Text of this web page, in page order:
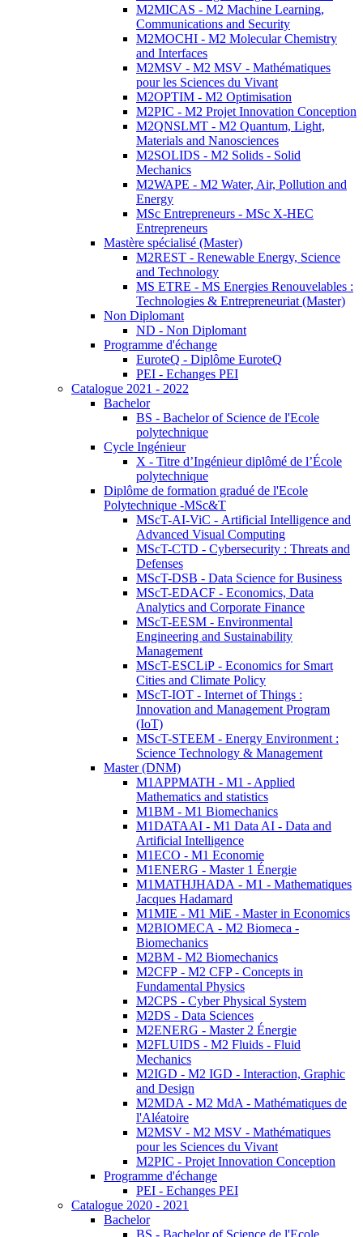
M2MICAS - M2 Machine Learning,
Communications and Security
M2MOCHI - M2 Molecular Chemistry
and Interfaces
M2MSV - M2 MSV - Mathématiques
pour les Sciences du Vivant
M2OPTIM - M2 Optimisation
M2PIC - M2 Projet Innovation Conception
M2QNSLMT - M2 Quantum, Light,
Materials and Nanosciences
M2SOLIDS - M2 Solids - Solid
Mechanics
M2WAPE - M2 Water, Air, Pollution and
Energy
MSc Entrepreneurs - MSc X-HEC
Entrepreneurs
Mastère spécialisé (Master)
M2REST - Renewable Energy, Science
and Technology
MS ETRE - MS Energies Renouvelables :
Technologies & Entrepreneuriat (Master)
Non Diplomant
ND - Non Diplomant
Programme d'échange
EuroteQ - Diplôme EuroteQ
PEI - Echanges PEI
Catalogue 2021 - 2022
Bachelor
BS - Bachelor of Science de l'Ecole
polytechnique
Cycle Ingénieur
X - Titre d’Ingénieur diplômé de l’École
polytechnique
Diplôme de formation gradué de l'Ecole
Polytechnique -MSc&T
MScT-AI-ViC - Artificial Intelligence and
Advanced Visual Computing
MScT-CTD - Cybersecurity : Threats and
Defenses
MScT-DSB - Data Science for Business
MScT-EDACF - Economics, Data
Analytics and Corporate Finance
MScT-EESM - Environmental
Engineering and Sustainability
Management
MScT-ESCLiP - Economics for Smart
Cities and Climate Policy
MScT-IOT - Internet of Things :
Innovation and Management Program
(IoT)
MScT-STEEM - Energy Environment :
Science Technology & Management
Master (DNM)
M1APPMATH - M1 - Applied
Mathematics and statistics
M1BM - M1 Biomechanics
M1DATAAI - M1 Data AI - Data and
Artificial Intelligence
M1ECO - M1 Economie
M1ENERG - Master 1 Énergie
M1MATHJHADA - M1 - Mathematiques
Jacques Hadamard
M1MIE - M1 MiE - Master in Economics
M2BIOMECA - M2 Biomeca -
Biomechanics
M2BM - M2 Biomechanics
M2CFP - M2 CFP - Concepts in
Fundamental Physics
M2CPS - Cyber Physical System
M2DS - Data Sciences
M2ENERG - Master 2 Énergie
M2FLUIDS - M2 Fluids - Fluid
Mechanics
M2IGD - M2 IGD - Interaction, Graphic
and Design
M2MDA - M2 MdA - Mathématiques de
l'Aléatoire
M2MSV - M2 MSV - Mathématiques
pour les Sciences du Vivant
M2PIC - Projet Innovation Conception
Programme d'échange
PEI - Echanges PEI
Catalogue 2020 - 2021
Bachelor
BS - Bachelor of Science de l'Ecole